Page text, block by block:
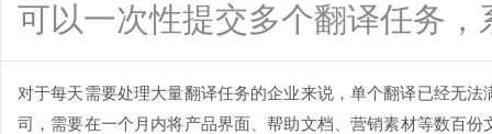
可以一次性提交多个翻译任务，
对于每天需要处理大量翻译任务的企业来说，单个翻译已经无
司，需要在一个月内将产品界面、帮助文档、营销素材等数百